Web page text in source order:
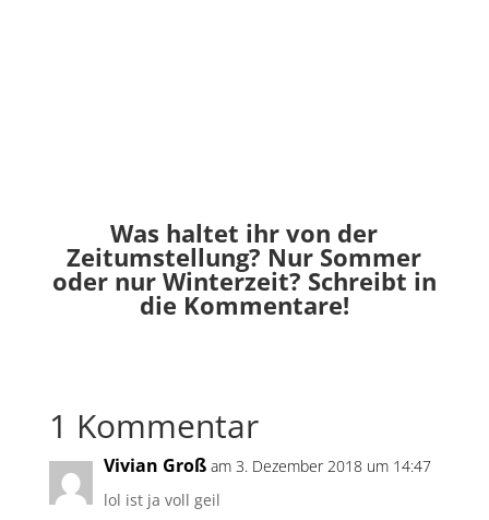
Was haltet ihr von der
Zeitumstellung? Nur Sommer
oder nur Winterzeit? Schreibt in
die Kommentare!
1 Kommentar
Vivian Groß am 3. Dezember 2018 um 14:47
lol ist ja voll geil